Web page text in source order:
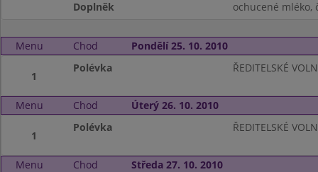
Doplněk
ochucené mléko,
Menu Chod Pondělí 25. 10. 2010
1
Polévka ŘEDITELSKÉ
Menu Chod Úterý 26. 10. 2010
1
Polévka ŘEDITELSKÉ
Menu Chod Středa 27. 10. 2010